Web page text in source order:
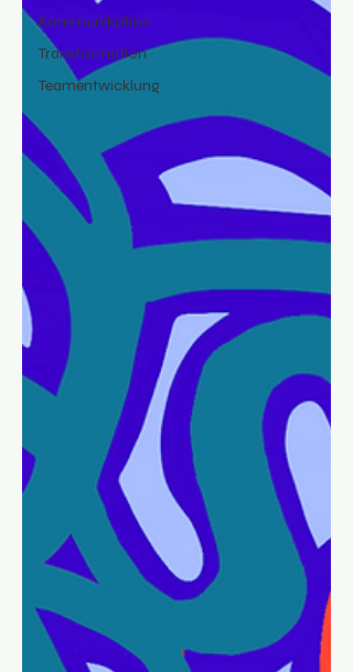
Kommunikation
Transformation
Teamentwicklung